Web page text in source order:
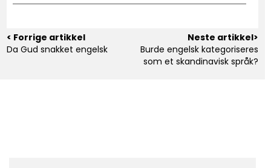
< Forrige artikkel
Da Gud snakket engelsk
Neste artikkel>
Burde engelsk kategoriseres
som et skandinavisk språk?